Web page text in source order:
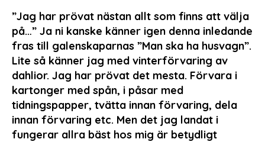
”Jag har prövat nästan allt som finns att välja
på…” Ja ni kanske känner igen denna inledande
fras till galenskaparnas ”Man ska ha husvagn”.
Lite så känner jag med vinterförvaring av
dahlior. Jag har prövat det mesta. Förvara i
kartonger med spån, i påsar med
tidningspapper, tvätta innan förvaring, dela
innan förvaring etc. Men det jag landat i
fungerar allra bäst hos mig är betydligt